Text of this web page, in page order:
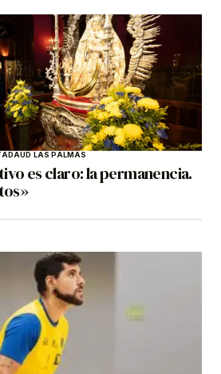
UD LAS PALMAS
es claro: la permanencia.